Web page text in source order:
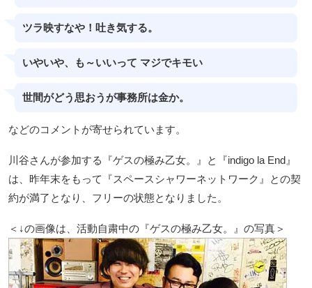
ツラ映すなや！吐き気する。
いやいや、も～いいって マジでキモい
世間がどう思おうが事務所は金か。
などのコメントが寄せられています。
川谷さんが参加する『ゲスの極み乙女。』と『indigo la End』
は、昨年末をもって『スペースシャワーネットワーク』との契
約が満了となり、フリーの状態となりました。
＜↓の画像は、活動自粛中の『ゲスの極み乙女。』の写真＞